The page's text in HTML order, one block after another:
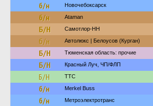
б/н Новочебоксарск
б/н Ataman
Б/Н Самотлор-НН
б/н Автолюкс | Белоусов (Курган)
Б/Н Тюменская область: прочие
Б/Н Красный Луч, ЧП/ФЛП
Б/Н ТТС
б/н Merkel Buss
б/н Метроэлектротранс